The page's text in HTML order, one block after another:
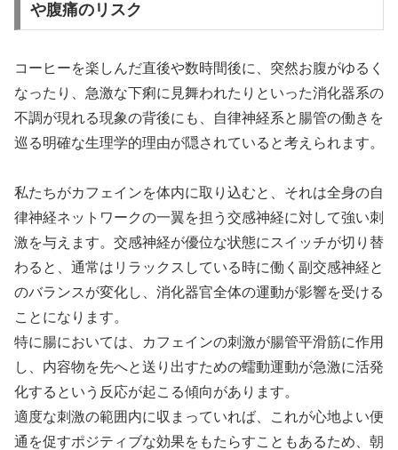
や腹痛のリスク
コーヒーを楽しんだ直後や数時間後に、突然お腹がゆるく
なったり、急激な下痢に見舞われたりといった消化器系の
不調が現れる現象の背後にも、自律神経系と腸管の働きを
巡る明確な生理学的理由が隠されていると考えられます。
私たちがカフェインを体内に取り込むと、それは全身の自
律神経ネットワークの一翼を担う交感神経に対して強い刺
激を与えます。交感神経が優位な状態にスイッチが切り替
わると、通常はリラックスしている時に働く副交感神経と
のバランスが変化し、消化器官全体の運動が影響を受ける
ことになります。
特に腸においては、カフェインの刺激が腸管平滑筋に作用
し、内容物を先へと送り出すための蠕動運動が急激に活発
化するという反応が起こる傾向があります。
適度な刺激の範囲内に収まっていれば、これが心地よい便
通を促すポジティブな効果をもたらすこともあるため、朝